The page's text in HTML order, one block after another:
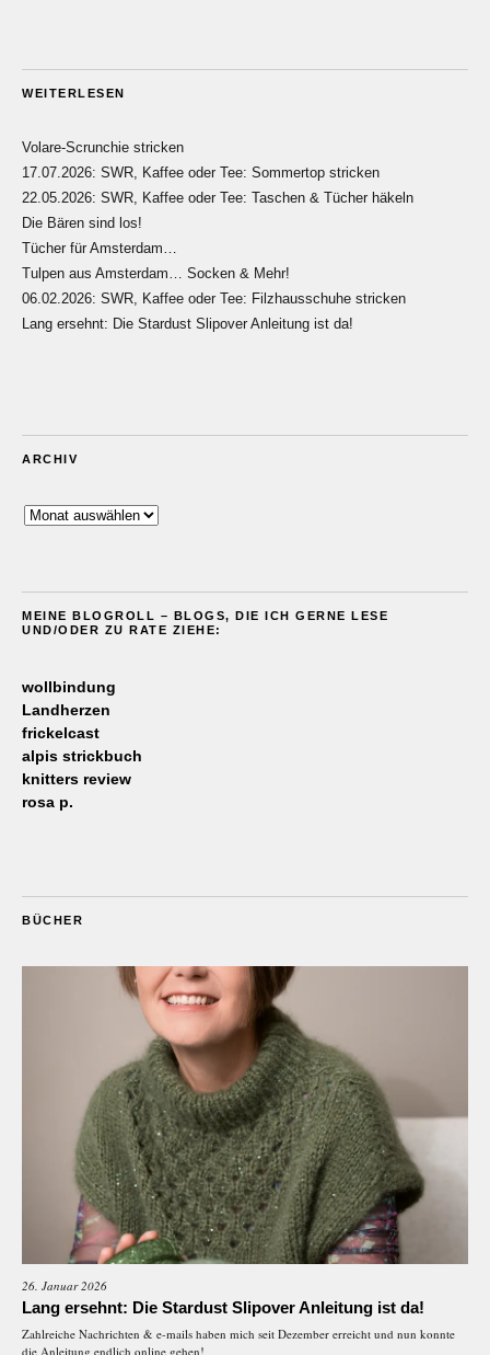
WEITERLESEN
Volare-Scrunchie stricken
17.07.2026: SWR, Kaffee oder Tee: Sommertop stricken
22.05.2026: SWR, Kaffee oder Tee: Taschen & Tücher häkeln
Die Bären sind los!
Tücher für Amsterdam…
Tulpen aus Amsterdam… Socken & Mehr!
06.02.2026: SWR, Kaffee oder Tee: Filzhausschuhe stricken
Lang ersehnt: Die Stardust Slipover Anleitung ist da!
ARCHIV
Archiv
MEINE BLOGROLL – BLOGS, DIE ICH GERNE LESE
UND/ODER ZU RATE ZIEHE:
wollbindung
Landherzen
frickelcast
alpis strickbuch
knitters review
rosa p.
BÜCHER
26. Januar 2026
Lang ersehnt: Die Stardust Slipover Anleitung ist da!
Zahlreiche Nachrichten & e-mails haben mich seit Dezember erreicht und nun konnte
die Anleitung endlich online gehen!